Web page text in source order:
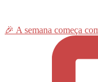
🎉 A semana começa